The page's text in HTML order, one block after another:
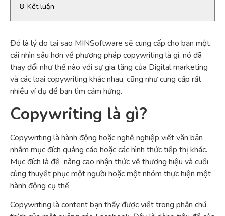
8 Kết luận
Đó là lý do tại sao MINSoftware sẽ cung cấp cho bạn một
cái nhìn sâu hơn về phương pháp copywriting là gì, nó đã
thay đổi như thế nào với sự gia tăng của Digital marketing
và các loại copywriting khác nhau, cũng như cung cấp rất
nhiều ví dụ để bạn tìm cảm hứng.
Copywriting là gì?
Copywriting là hành động hoặc nghề nghiệp viết văn bản
nhằm mục đích quảng cáo hoặc các hình thức tiếp thị khác.
Mục đích là để nâng cao nhận thức về thương hiệu và cuối
cùng thuyết phục một người hoặc một nhóm thực hiện một
hành động cụ thể.
Copywriting là content bạn thấy được viết trong phần chú